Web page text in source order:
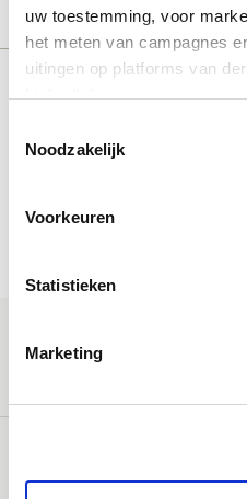
uw toestemming, voor
het meten van campagnes
uitingen op platforms van
LinkedIn).
Noodzakelijk
Voorkeuren
Statistieken
Marketing